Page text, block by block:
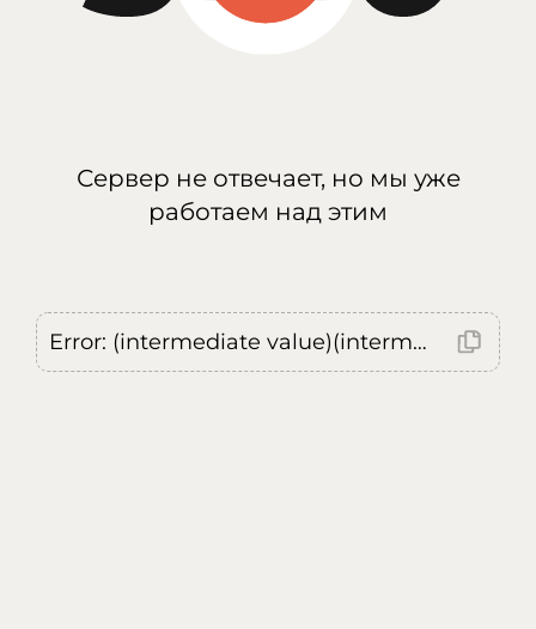
Сервер не отвечает, но мы уже
работаем над этим
Error: (intermediate value)(intermediate value)(intermediate value).replaceAll is not a function